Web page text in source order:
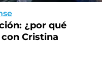
¿por qué
Cristina